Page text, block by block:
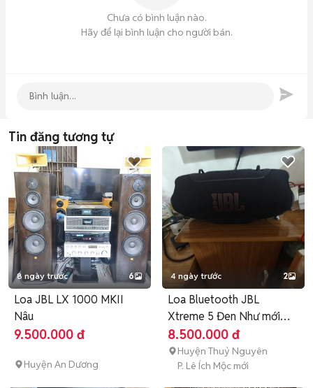
Chưa có bình luận nào.
Hãy để lại bình luận cho người bán.
Tin đăng tương tự
8 ngày trước 6
Loa JBL LX 1000 MKII
Nâu
9.500.000 đ
Huyện An Dương
4 ngày trước 2
Loa Bluetooth JBL
Xtreme 5 Đen Như mới
99%
8.500.000 đ
Huyện Thuỷ Nguyên
P. Lê Ích Mộc mới